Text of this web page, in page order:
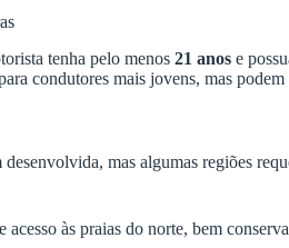
tenha pelo menos 21 anos e
condutores mais jovens, mas
mas algumas regiões
acesso às praias do norte, bem